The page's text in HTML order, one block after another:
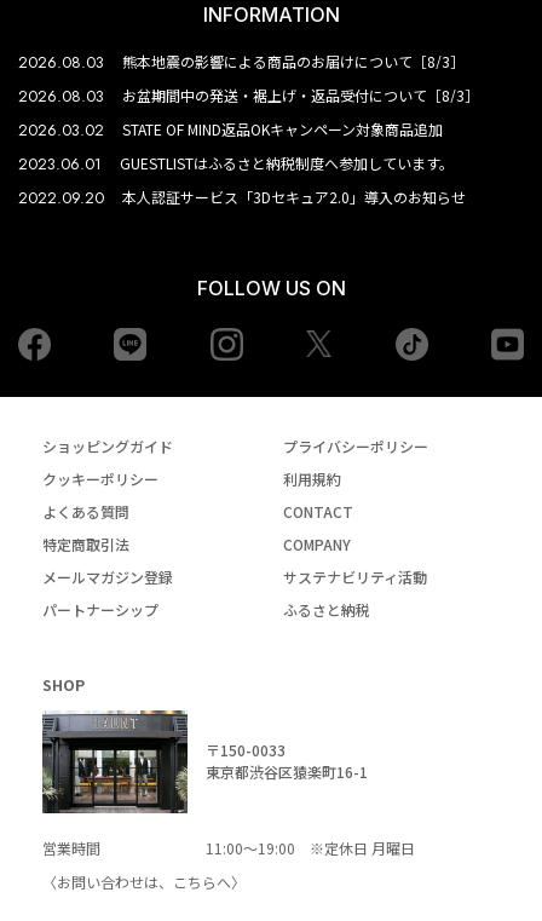
INFORMATION
2026.08.03 熊本地震の影響による商品のお届けについて［8/3］
2026.08.03 お盆期間中の発送・裾上げ・返品受付について［8/3］
2026.03.02 STATE OF MIND返品OKキャンペーン対象商品追加
2023.06.01 GUESTLISTはふるさと納税制度へ参加しています。
2022.09.20 本人認証サービス「3Dセキュア2.0」導入のお知らせ
FOLLOW US ON
Facebook Instagram tiktok
ショッピングガイド
プライバシーポリシー
クッキーポリシー
利用規約
よくある質問
CONTACT
特定商取引法
COMPANY
メールマガジン登録
サステナビリティ活動
パートナーシップ
ふるさと納税
SHOP
〒150-0033
東京都渋谷区猿楽町16-1
営業時間
11:00～19:00 ※定休日 月曜日
〈お問い合わせは、
こちらへ〉